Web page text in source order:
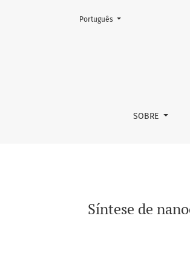
Síntese de
SOBRE
Mudar o idioma. O atual é:
Português
Síntese de